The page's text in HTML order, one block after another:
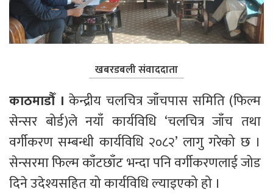
खबरडबली संवाददाता
काठमाडौँ । केन्द्रीय चलचित्र जाँचपास समिति (फिल्म
सेन्सर बोर्ड)ले नयाँ कार्यविधि ‘चलचित्र जाँच तथा
वर्गीकरण सम्बन्धी कार्यविधि २०८२’ लागु गरेको छ ।
सेन्सरमा फिल्म काँटछाँट भन्दा पनि वर्गीकरणलाई जोड
दिने उदेश्यसहित यो कार्यविधि ल्याइएको हो ।